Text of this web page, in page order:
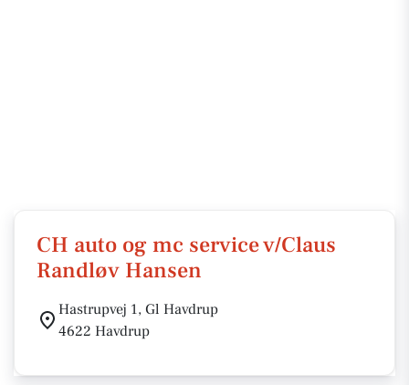
CH auto og mc service v/Claus
Randløv Hansen
Hastrupvej 1, Gl Havdrup
4622 Havdrup